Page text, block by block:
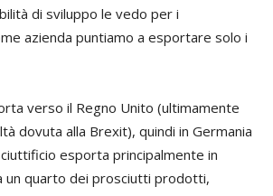
di sviluppo le vedo per i
azienda puntiamo a esportare solo i
verso il Regno Unito (ultimamente
dovuta alla Brexit), quindi in Germania
esporta principalmente in
un quarto dei prosciutti prodotti,